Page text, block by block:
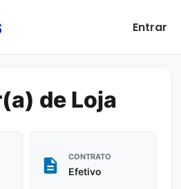
Entrar
de Loja
CONTRATO
Efetivo